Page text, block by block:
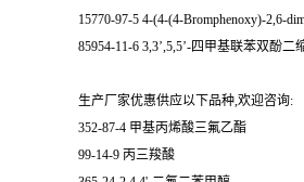
15770-97-5 4-(4-(4-Bromphenoxy)-2,6-
85954-11-6 3,3’,5,5’-四甲基联苯双酚二
生产厂家优惠供应以下品种,欢迎咨询:
352-87-4 甲基丙烯酸三氟乙酯
99-14-9 丙三羧酸